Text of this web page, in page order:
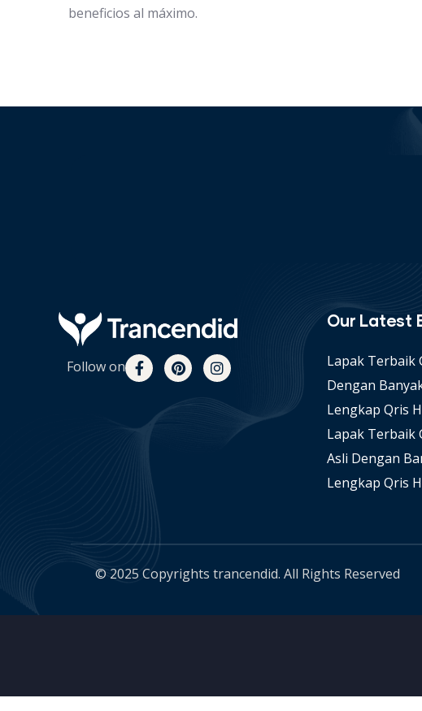
beneficios al máximo.
Follow on
Our Latest
Lapak Terbaik
Dengan
Lengkap Qris
Lapak Terbaik
Asli Dengan
Lengkap Qris
© 2025 Copyrights trancendid. All Rights Reserved